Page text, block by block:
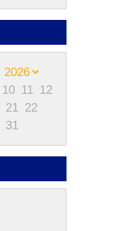
10 11 12
21 22
31